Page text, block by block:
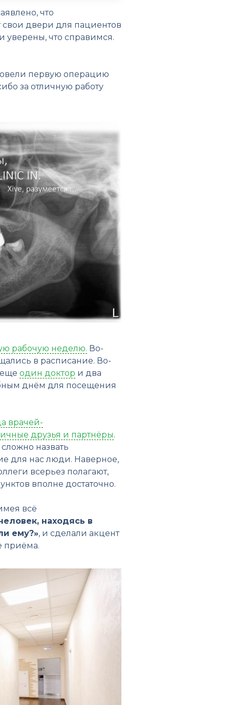
что
свои двери для пациентов
уверены, что справимся.
первую операцию
за отличную работу
рабочую неделю. Во-
в расписание. Во-
один доктор и два
днём для посещения
врачей-
друзья и партнёры.
назвать
для нас люди. Наверное,
всерьез полагают,
вполне достаточно.
всё
находясь в
ему?», и сделали акцент
приёма.